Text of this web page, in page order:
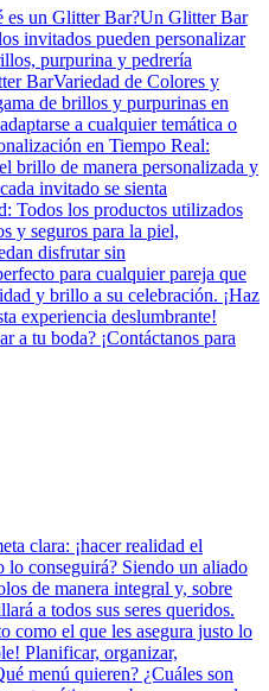
es un Glitter Bar?Un Glitter Bar
invitados pueden personalizar
purpurina y pedrería
BarVariedad de Colores y
de brillos y purpurinas en
a cualquier temática o
en Tiempo Real:
brillo de manera personalizada y
invitado se sienta
Todos los productos utilizados
y seguros para la piel,
disfrutar sin
para cualquier pareja que
y brillo a su celebración. ¡Haz
experiencia deslumbrante!
a tu boda? ¡Contáctanos para
clara: ¡hacer realidad el
lo conseguirá? Siendo un aliado
de manera integral y, sobre
a todos sus seres queridos.
como el que les asegura justo lo
Planificar, organizar,
menú quieren? ¿Cuáles son